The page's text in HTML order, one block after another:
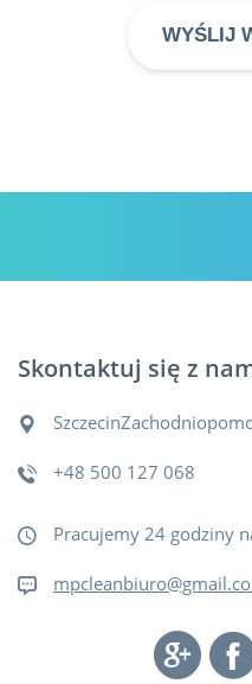
WYŚLIJ
Skontaktuj się z
Szczecin
+48 500 127 068
Pracujemy 24 godziny